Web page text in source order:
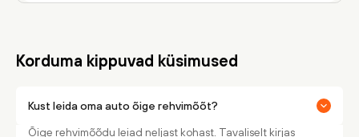
Korduma kippuvad küsimused
Kust leida oma auto õige rehvimõõt?
Õige rehvimõõdu leiad neljast kohast. Tavaliselt kirjas